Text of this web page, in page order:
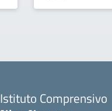
Istituto Comprensivo